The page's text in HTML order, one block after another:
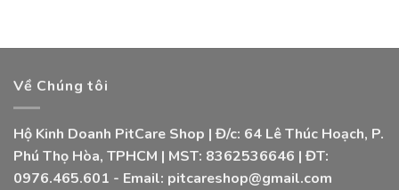
Về Chúng tôi
Hộ Kinh Doanh PitCare Shop | Đ/c: 64 Lê Thúc Hoạch, P.
Phú Thọ Hòa, TPHCM | MST: 8362536646 | ĐT:
0976.465.601 - Email: pitcareshop@gmail.com